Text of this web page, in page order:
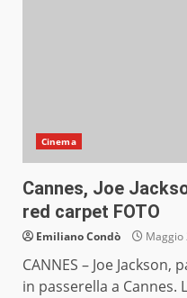
Cinema
Cannes, Joe
red carpet FOTO
Emiliano Condò Maggio
CANNES – Joe
in passerella a Cannes.